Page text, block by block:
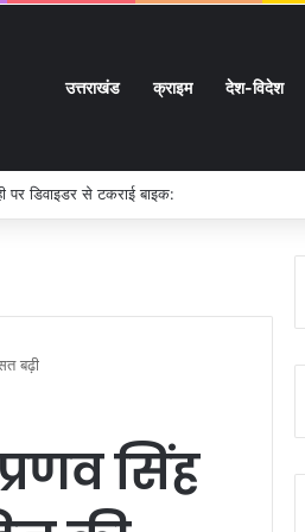
उत्तराखंड क्राइम देश-विदेश
बढ़ी
सिंह